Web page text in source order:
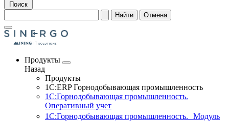
Поиск
Найти
Отмена
Продукты
Назад
Продукты
1С:ERP Горнодобывающая промышленность
1С:Горнодобывающая промышленность.
Оперативный учет
1С:Горнодобывающая промышленность. Модуль